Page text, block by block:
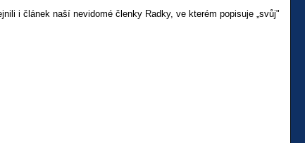
i článek naší nevidomé členky Radky, ve kterém popisuje „svůj"